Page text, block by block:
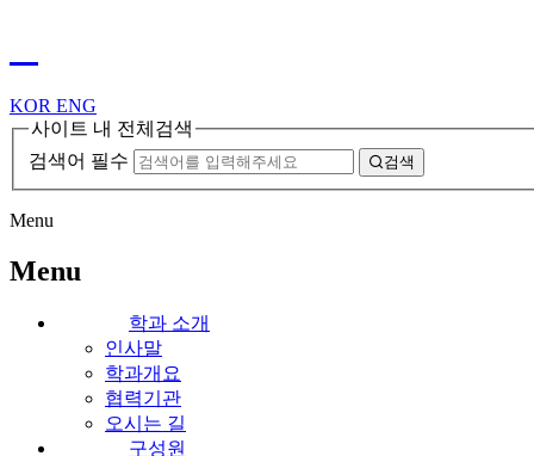
KOR ENG
사이트 내 전체검색
검색어 필수
검색
Menu
Menu
학과 소개
인사말
학과개요
협력기관
오시는 길
구성원